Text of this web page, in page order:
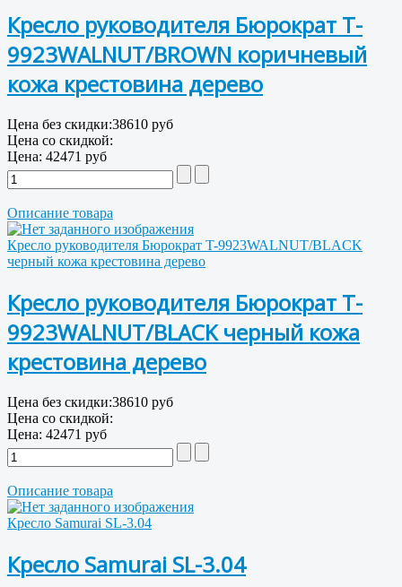
Кресло руководителя Бюрократ T-
9923WALNUT/BROWN коричневый
кожа крестовина дерево
Цена без скидки:38610 руб
Цена со скидкой:
Цена: 42471 руб
Описание товара
Кресло руководителя Бюрократ T-9923WALNUT/BLACK
черный кожа крестовина дерево
Кресло руководителя Бюрократ T-
9923WALNUT/BLACK черный кожа
крестовина дерево
Цена без скидки:38610 руб
Цена со скидкой:
Цена: 42471 руб
Описание товара
Кресло Samurai SL-3.04
Кресло Samurai SL-3.04